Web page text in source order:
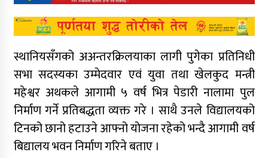
स्थानियसँगको अअन्तरक्रिलयाका लागी पुगेका प्रतिनिधी
सभा सदस्यका उम्मेदवार एवं युवा तथा खेलकुद मन्त्री
महेश्वर अथकले आगामी ५ वर्ष भित्र पेडारी नालामा पुल
निर्माण गर्ने प्रतिबद्धता व्यक्त गरे । साथै उनले विद्यालयको
टिनको छानो हटाउने आफ्नो योजना रहेको भन्दै आगामी वर्ष
बिद्यालय भवन निर्माण गरिने बताए ।